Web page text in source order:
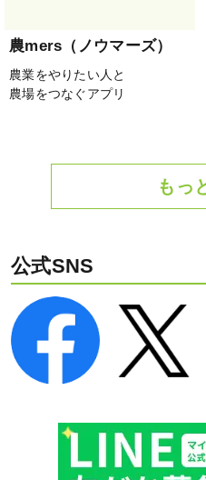
農mers（ノウマーズ）
農業をやりたい人と
農場をつなぐアプリ
もっ
公式SNS